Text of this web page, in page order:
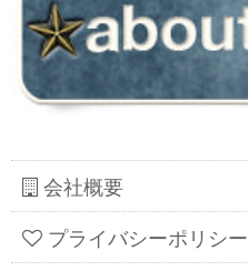
会社概要
プライバシーポリシー